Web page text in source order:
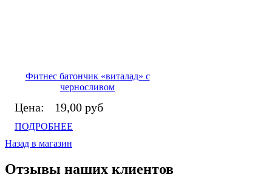
Фитнес батончик «виталад» с
черносливом
Цена: 19,00 руб
ПОДРОБНЕЕ
Назад в магазин
Отзывы наших клиентов